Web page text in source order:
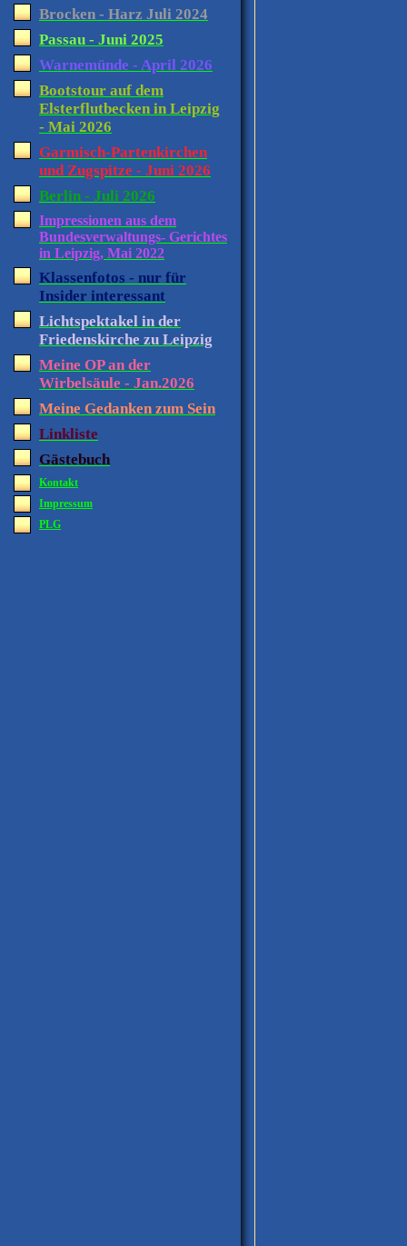
Brocken - Harz Juli 2024
Passau - Juni 2025
Warnemünde - April 2026
Bootstour auf dem
Elsterflutbecken in Leipzig
- Mai 2026
Garmisch-Partenkirchen
und Zugspitze - Juni 2026
Berlin - Juli 2026
Impressionen aus dem
Bundesverwaltungs- Gerichtes
in Leipzig, Mai 2022
Klassenfotos - nur für
Insider interessant
Lichtspektakel in der
Friedenskirche zu Leipzig
Meine OP an der
Wirbelsäule - Jan.2026
Meine Gedanken zum Sein
Linkliste
Gästebuch
Kontakt
Impressum
PLG